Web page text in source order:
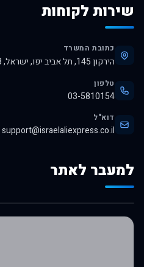
שירות לקוחות
כתובת המשרד
הירקון 145, תל אביב יפו, ישראל, 6345313
טלפון
03-5810154
דוא"ל
support@israelaliexpress.co.il
למעבר לאתר
לרכישה באלי אקספרס